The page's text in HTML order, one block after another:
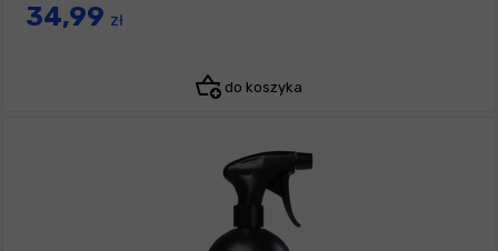
34,99 zł
do koszyka